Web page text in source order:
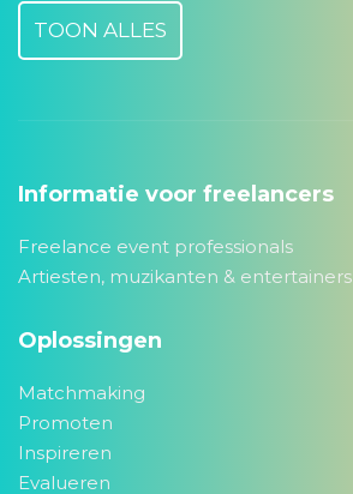
TOON ALLES
Informatie voor freelancers
Freelance event professionals
Artiesten, muzikanten & entertainers
Oplossingen
Matchmaking
Promoten
Inspireren
Evalueren